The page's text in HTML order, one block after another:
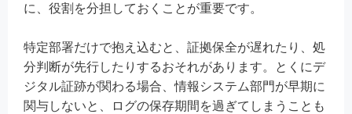
に、役割を分担しておくことが重要です。
特定部署だけで抱え込むと、証拠保全が遅れたり、処
分判断が先行したりするおそれがあります。とくにデ
ジタル証跡が関わる場合、情報システム部門が早期に
関与しないと、ログの保存期間を過ぎてしまうことも